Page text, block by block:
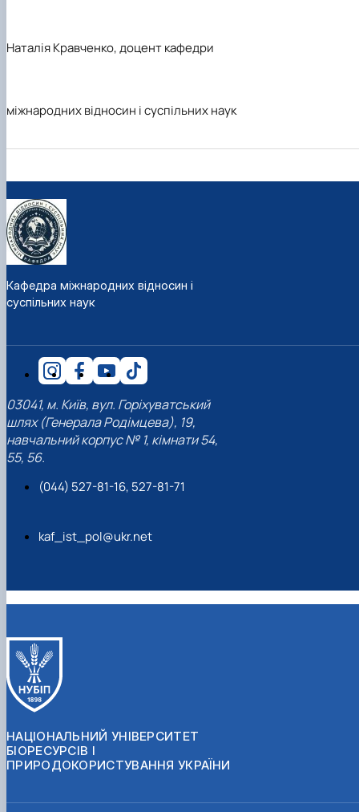
Наталія Кравченко, доцент кафедри
міжнародних відносин і суспільних наук
Кафедра міжнародних відносин і
суспільних наук
03041, м. Київ, вул. Горіхуватський
шлях (Генерала Родімцева), 19,
навчальний корпус № 1, кімнати 54,
55, 56.
(044) 527-81-16, 527-81-71
kaf_ist_pol@ukr.net
НАЦІОНАЛЬНИЙ УНІВЕРСИТЕТ
БІОРЕСУРСІВ І
ПРИРОДОКОРИСТУВАННЯ УКРАЇНИ